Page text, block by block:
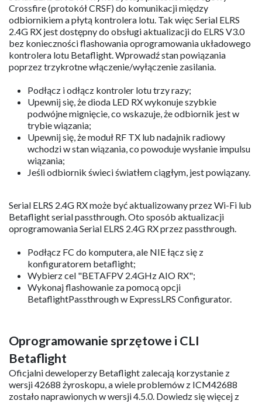
Wybierz ten bezszczotkowy kontroler lotu o wyższym
stopniu integracji, aby uzyskać ultralekką instalację 1S
whoop, dostosowaną do potrzeb wymagających
pilotów. Wersja 4IN1 usuwa port RX w celu zwiększenia
wszechstronności, zapewniając pilotom więcej zewnętrznych
opcji RX.
Serial ELRS 2.4G RX
Serial ELRS 2.4G RX wykorzystuje protokół szeregowy
Crossfire (protokół CRSF) do komunikacji między
odbiornikiem a płytą kontrolera lotu. Tak więc Serial ELRS
2.4G RX jest dostępny do obsługi aktualizacji do ELRS V3.0
bez konieczności flashowania oprogramowania układowego
poprzez trzykrotne włączenie/wyłączenie zasilania.
Podłącz i odłącz kontroler lotu trzy razy;
podwójne mignięcie, co wskazuje, że odbiornik jest w
trybie wiązania;
Upewnij się, że moduł RF TX lub nadajnik radiowy
wchodzi w stan wiązania, co powoduje wysłanie impulsu
wiązania;
Serial ELRS 2.4G RX może być aktualizowany przez Wi-Fi lub
Betaflight serial passthrough. Oto sposób aktualizacji
oprogramowania Serial ELRS 2.4G RX przez passthrough.
Podłącz FC do komputera, ale NIE łącz się z
konfiguratorem betaflight;